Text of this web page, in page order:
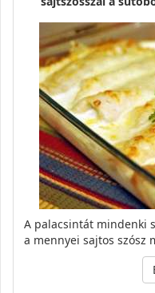
A palacsintát mindenki
a mennyei sajtos szósz